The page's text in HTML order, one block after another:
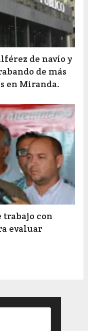
de navío y
de más
en Miranda.
trabajo con
evaluar